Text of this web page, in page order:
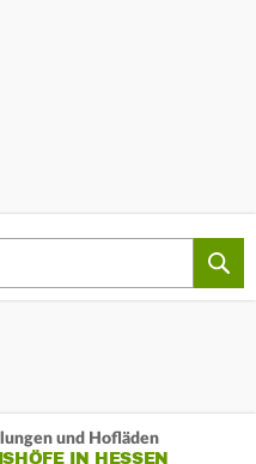
und Hofläden
IN HESSEN